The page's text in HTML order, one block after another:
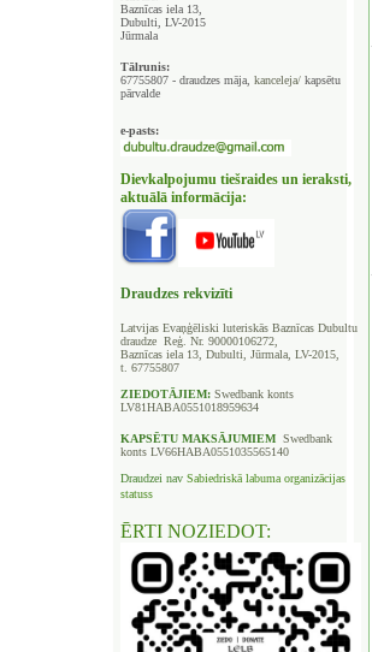
Baznīcas iela 13,
Dubulti, LV-2015
Jūrmala
Tālrunis:
67755807 - draudzes māja, kanceleja/ kapsētu
pārvalde
e-pasts:
Dievkalpojumu tiešraides un ieraksti,
aktuālā informācija:
Draudzes rekvizīti
Latvijas Evaņģēliski luteriskās Baznīcas Dubultu
draudze Reģ. Nr. 90000106272,
Baznīcas iela 13, Dubulti, Jūrmala, LV-2015,
t. 67755807
ZIEDOTĀJIEM: Swedbank konts
LV81HABA0551018959634
KAPSĒTU MAKSĀJUMIEM Swedbank
konts LV66HABA0551035565140
Draudzei nav Sabiedriskā labuma organizācijas
statuss
ĒRTI NOZIEDOT: